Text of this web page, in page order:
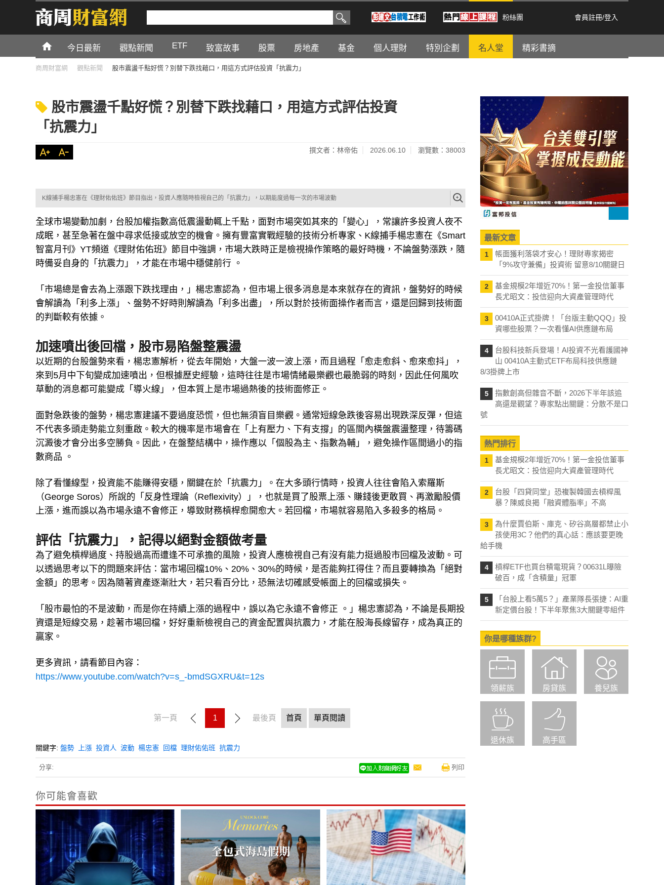
粉絲團 會員註冊/登入
今日最新 觀點新聞 ETF 致富故事 股票 房地產 基金 個人理財 特別企劃 名人堂 精彩書摘
商周財富網 觀點新聞 股市震盪千點好慌？別替下跌找藉口，用這方式評估投資「抗震力」
股市震盪千點好慌？別替下跌找藉口，用這方式評估投資
「抗震力」
撰文者：林帝佑 2026.06.10 瀏覽數：38003
K線捕手楊忠憲在《理財佑佑班》節目指出，投資人應隨時檢視自己的「抗震力」，以期能度過每一次的市場波動
全球市場變動加劇，台股加權指數高低震盪動輒上千點，面對市場突如其來的「變心」，常讓許多投資人夜不
成眠，甚至急著在盤中尋求低接或放空的機會。擁有豐富實戰經驗的技術分析專家、K線捕手楊忠憲在《Smart
智富月刊》YT頻道《理財佑佑班》節目中強調，市場大跌時正是檢視操作策略的最好時機，不論盤勢漲跌，隨
時備妥自身的「抗震力」，才能在市場中穩健前行 。
「市場總是會去為上漲跟下跌找理由，」楊忠憲認為，但市場上很多消息是本來就存在的資訊，盤勢好的時候
會解讀為「利多上漲」、盤勢不好時則解讀為「利多出盡」，所以對於技術面操作者而言，還是回歸到技術面
的判斷較有依據。
加速噴出後回檔，股市易陷盤整震盪
以近期的台股盤勢來看，楊忠憲解析，從去年開始，大盤一波一波上漲，而且過程「愈走愈斜、愈來愈抖」，
來到5月中下旬變成加速噴出，但根據歷史經驗，這時往往是市場情緒最樂觀也最脆弱的時刻，因此任何風吹
草動的消息都可能變成「導火線」，但本質上是市場過熱後的技術面修正。
面對急跌後的盤勢，楊忠憲建議不要過度恐慌，但也無須盲目樂觀。通常短線急跌後容易出現跌深反彈，但這
不代表多頭走勢能立刻重啟。較大的機率是市場會在「上有壓力、下有支撐」的區間內橫盤震盪整理，待籌碼
沉澱後才會分出多空勝負。因此，在盤整結構中，操作應以「個股為主、指數為輔」，避免操作區間過小的指
數商品 。
除了看懂線型，投資能不能賺得安穩，關鍵在於「抗震力」。在大多頭行情時，投資人往往會陷入索羅斯
（George Soros）所說的「反身性理論（Reflexivity）」，也就是買了股票上漲、賺錢後更敢買、再激勵股價
上漲，進而誤以為市場永遠不會修正，導致財務槓桿愈開愈大。若回檔，市場就容易陷入多殺多的格局。
評估「抗震力」，記得以絕對金額做考量
為了避免槓桿過度、持股過高而遭逢不可承擔的風險，投資人應檢視自己有沒有能力挺過股市回檔及波動。可
以透過思考以下的問題來評估：當市場回檔10%、20%、30%的時候，是否能夠扛得住？而且要轉換為「絕對
金額」的思考。因為隨著資產逐漸壯大，若只看百分比，恐無法切確感受帳面上的回檔或損失。
「股市最怕的不是波動，而是你在持續上漲的過程中，誤以為它永遠不會修正 。」楊忠憲認為，不論是長期投
資還是短線交易，趁著市場回檔，好好重新檢視自己的資金配置與抗震力，才能在股海長線留存，成為真正的
贏家。
更多資訊，請看節目內容：
https://www.youtube.com/watch?v=s_-bmdSGXRU&t=12s
第一頁 1 最後頁 首頁 單頁閱讀
關鍵字: 盤勢 上漲 投資人 波動 楊忠憲 回檔 理財佑佑班 抗震力
分享: 列印
你可能會喜歡
最新文章
1
帳面獲利落袋才安心！理財專家揭密
「9%攻守兼備」投資術 留意8/10關鍵日
2
基金規模2年增近70%！第一金投信董事
長尤昭文：投信迎向大資產管理時代
3
00410A正式掛牌！「台版主動QQQ」投
資哪些股票？一次看懂AI供應鏈布局
4
台股科技新兵登場！AI投資不光看護國神
山 00410A主動式ETF布局科技供應鏈
8/3掛牌上市
5
指數創高但雜音不斷，2026下半年該追
高還是觀望？專家點出關鍵：分散不是口
號
熱門排行
1
基金規模2年增近70%！第一金投信董事
長尤昭文：投信迎向大資產管理時代
2
台股「四貸同堂」恐複製韓國去槓桿風
暴？陳威良揭「融資體脂率」不高
3
為什麼賈伯斯、庫克、矽谷高層都禁止小
孩使用3C？他們的真心話：應該要更晚
給手機
4
槓桿ETF也買台積電現貨？00631L曝險
破百，成「含積量」冠軍
5
「台股上看5萬5？」產業隊長張捷：AI重
新定價台股！下半年聚焦3大關鍵零組件
你是哪種族群?
領薪族 房貸族 養兒族
退休族 高手區